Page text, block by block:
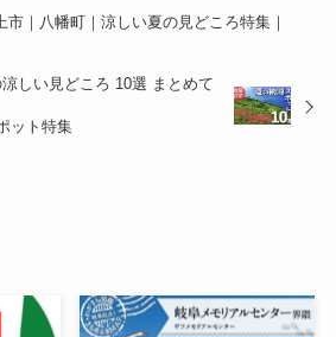
市｜八幡町｜涼しい夏の見どころ特集｜
涼しい見どころ 10選 まとめて
ット特集